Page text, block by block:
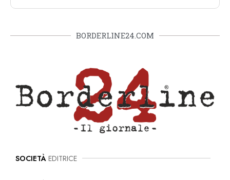
BORDERLINE24.COM
SOCIETÀ EDITRICE